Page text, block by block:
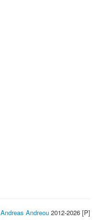
Andreas Andreou 2012-2026 [P]